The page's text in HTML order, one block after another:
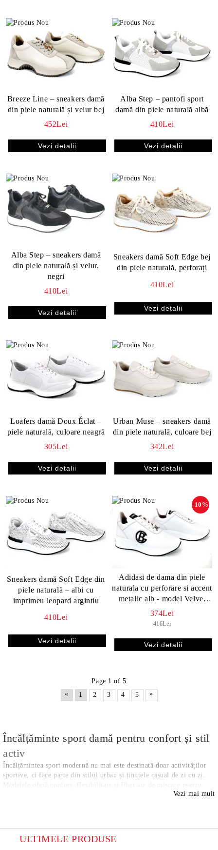
Breeze Line – sneakers damă
din piele naturală și velur bej
452Lei
Vezi detalii
Alba Step – pantofi sport
damă din piele naturală albă
410Lei
Vezi detalii
Alba Step – sneakers damă
din piele naturală și velur,
negri
410Lei
Vezi detalii
Sneakers damă Soft Edge bej
din piele naturală, perforați
410Lei
Vezi detalii
Loafers damă Doux Éclat –
piele naturală, culoare neagră
305Lei
Vezi detalii
Urban Muse – sneakers damă
din piele naturală, culoare bej
342Lei
Vezi detalii
Sneakers damă Soft Edge din
piele naturală – albi cu
imprimeu leopard argintiu
410Lei
Vezi detalii
Adidasi de dama din piele
naturala cu perforare si accent
metalic alb - model Velvet
Step
-10%
374Lei
416Lei
Vezi detalii
Page 1 of 5
«
1 2 3 4 5 »
Încălțăminte sport damă pentru confort și stil
activ
Încălțămintea sport modernă nu mai este destinată doar activităților
sportive, ci face parte din stilul urban și ținutele casual de zi cu zi.
Modelele oferă confort, flexibilitate și libertate de mișcare pentru
Modele moderne pentru sezonul 2026
Vezi mai mult
ULTIMELE PRODUSE